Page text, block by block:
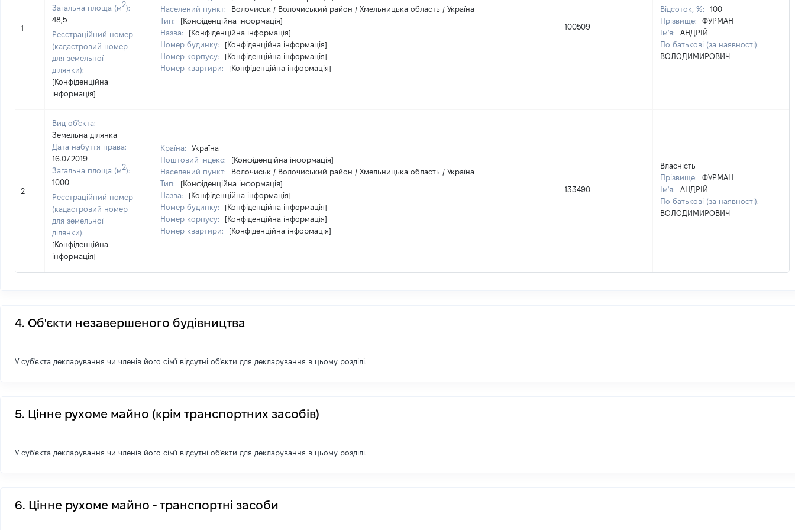
1
Загальна площа (м2):
48,5
Реєстраційний номер
(кадастровий номер
для земельної
ділянки):
[Конфіденційна
інформація]
Населений пункт:
Волочиськ / Волочиський район / Хмельницька область / Україна
Тип:
[Конфіденційна інформація]
Назва:
[Конфіденційна інформація]
Номер будинку:
[Конфіденційна інформація]
Номер корпусу:
[Конфіденційна інформація]
Номер квартири:
[Конфіденційна інформація]
100509
Відсоток, %:
100
Прізвище:
ФУРМАН
Ім'я:
АНДРІЙ
По батькові (за наявності):
ВОЛОДИМИРОВИЧ
2
Вид об'єкта:
Земельна ділянка
Дата набуття права:
16.07.2019
Загальна площа (м2):
1000
Реєстраційний номер
(кадастровий номер
для земельної
ділянки):
[Конфіденційна
інформація]
Країна:
Україна
Поштовий індекс:
[Конфіденційна інформація]
Населений пункт:
Волочиськ / Волочиський район / Хмельницька область / Україна
Тип:
[Конфіденційна інформація]
Назва:
[Конфіденційна інформація]
Номер будинку:
[Конфіденційна інформація]
Номер корпусу:
[Конфіденційна інформація]
Номер квартири:
[Конфіденційна інформація]
133490
Власність
Прізвище:
ФУРМАН
Ім'я:
АНДРІЙ
По батькові (за наявності):
ВОЛОДИМИРОВИЧ
4. Об'єкти незавершеного будівництва
У суб'єкта декларування чи членів його сім'ї відсутні об'єкти для декларування в цьому розділі.
5. Цінне рухоме майно (крім транспортних засобів)
У суб'єкта декларування чи членів його сім'ї відсутні об'єкти для декларування в цьому розділі.
6. Цінне рухоме майно - транспортні засоби